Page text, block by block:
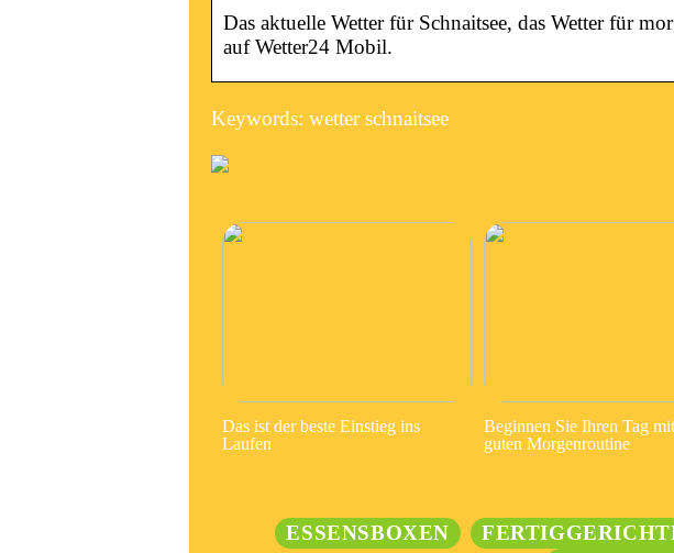
Das aktuelle Wetter für Schnaitsee, das Wetter für
auf Wetter24 Mobil.
Keywords: wetter schnaitsee
Das ist der beste Einstieg ins
Laufen
Beginnen Sie Ihren Tag
guten Morgenroutine
ESSENSBOXEN